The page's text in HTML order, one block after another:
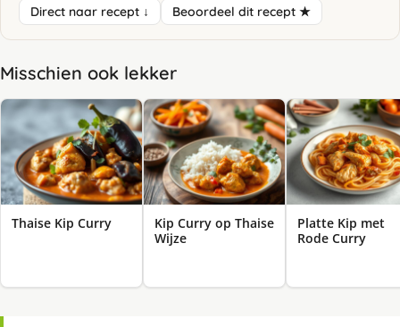
Direct naar recept ↓ Beoordeel dit recept ★
Misschien ook lekker
Thaise Kip Curry
Kip Curry op Thaise
Wijze
Platte Kip met
Rode Curry